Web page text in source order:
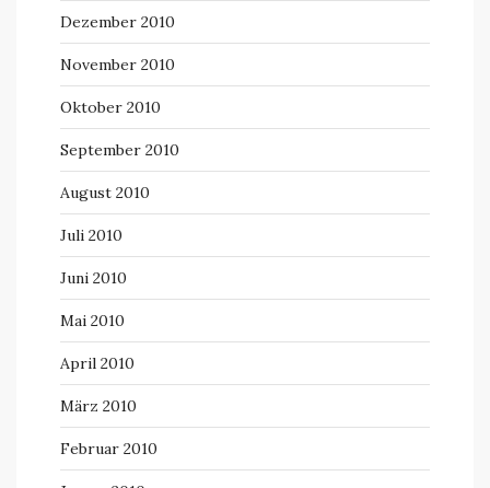
Dezember 2010
November 2010
Oktober 2010
September 2010
August 2010
Juli 2010
Juni 2010
Mai 2010
April 2010
März 2010
Februar 2010